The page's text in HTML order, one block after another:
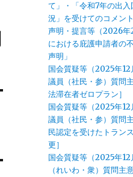
て」・「令和7年の出
況」を受けてのコメント
声明・提言等（2026年
における庇護申請者の
声明」
国会質疑等（2025年
議員（社民・参）質問
法滞在者ゼロプラン］
国会質疑等（2025年
議員（社民・参）質問
民認定を受けたトラン
更］
国会質疑等（2025年
（れいわ・衆）質問主